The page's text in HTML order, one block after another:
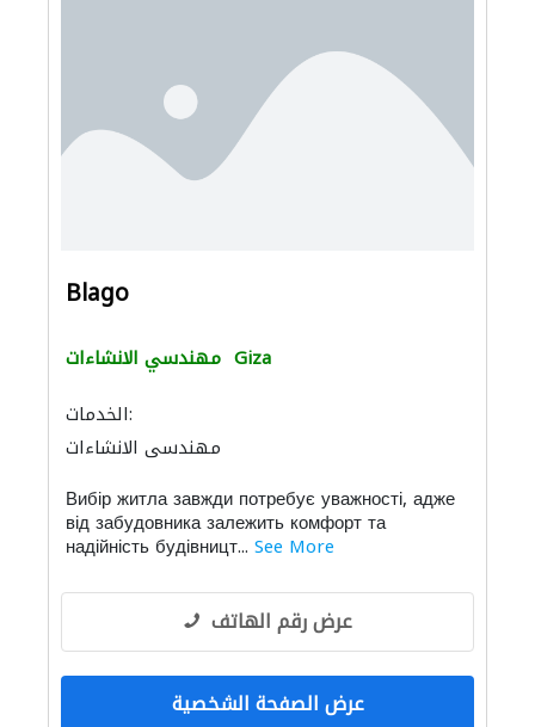
Blago
مهندسي الانشاءات Giza
الخدمات:
مهندسي الانشاءات
Вибір житла завжди потребує уважності, адже
від забудовника залежить комфорт та
надійність будівницт... See More
عرض رقم الهاتف
عرض الصفحة الشخصية